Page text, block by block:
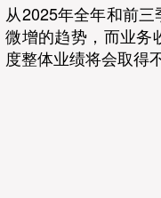
从2025年全年和前
微增的趋势，而业务
度整体业绩将会取得